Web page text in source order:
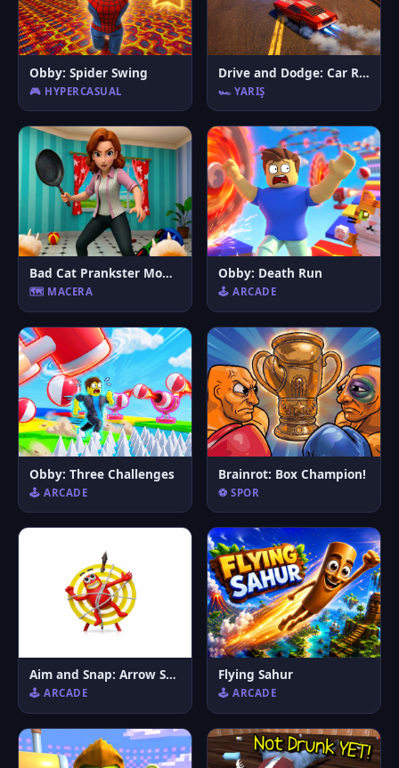
Obby: Spider Swing
🎮 HYPERCASUAL
Drive and Dodge: Car Racing 3D
🏎️ YARIŞ
Bad Cat Prankster Moms Return
🗺️ MACERA
Obby: Death Run
🕹️ ARCADE
Obby: Three Challenges
🕹️ ARCADE
Brainrot: Box Champion!
⚽ SPOR
Aim and Snap: Arrow Srike
🕹️ ARCADE
Flying Sahur
🕹️ ARCADE